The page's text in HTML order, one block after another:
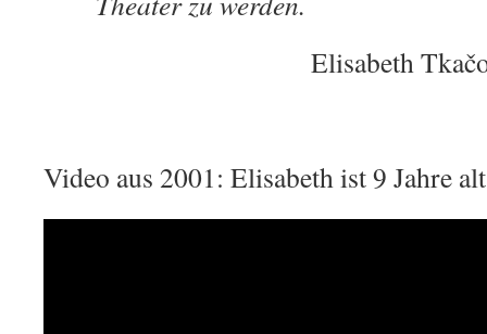
Elisabeth
Video aus 2001: Elisabeth ist 9 Jahre alt